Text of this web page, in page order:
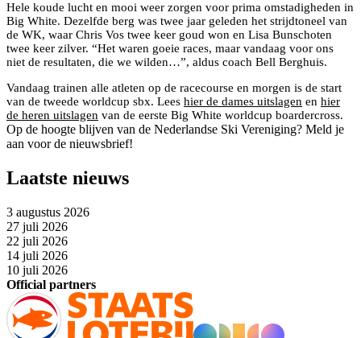
Hele koude lucht en mooi weer zorgen voor prima omstadigheden in
Big White. Dezelfde berg was twee jaar geleden het strijdtoneel van
de WK, waar Chris Vos twee keer goud won en Lisa Bunschoten
twee keer zilver. “Het waren goeie races, maar vandaag voor ons
niet de resultaten, die we wilden…”, aldus coach Bell Berghuis.
Vandaag trainen alle atleten op de racecourse en morgen is de start
van de tweede worldcup sbx. Lees hier de dames uitslagen en hier
de heren uitslagen van de eerste Big White worldcup boardercross.
Op de hoogte blijven van de Nederlandse Ski Vereniging? Meld je
aan voor de nieuwsbrief!
Laatste nieuws
3 augustus 2026
27 juli 2026
22 juli 2026
14 juli 2026
10 juli 2026
Official partners